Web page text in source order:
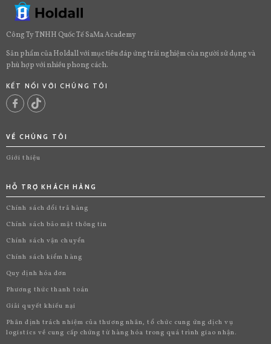
Công Ty TNHH Quốc Tế SaMa Academy
Sản phẩm của Holdall với mục tiêu đáp ứng trải nghiệm của người sử dụng và
phù hợp với nhiều phong cách.
KẾT NỐI VỚI CHÚNG TÔI
VỀ CHÚNG TÔI
Giới thiệu
HỖ TRỢ KHÁCH HÀNG
Chính sách đổi trả hàng
Chính sách bảo mật thông tin
Chính sách vận chuyển
Chính sách kiểm hàng
Quy định hóa đơn
Phương thức thanh toán
Giải quyết khiếu nại
Phân định trách nhiệm của thương nhân, tổ chức cung ứng dịch vụ
logistics về cung cấp chứng từ hàng hóa trong quá trình giao nhận.